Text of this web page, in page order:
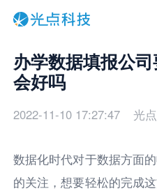
办学数据填报公
会好吗
2022-11-10 17:27:47 光
数据化时代对于数据方面
的关注，想要轻松的完成